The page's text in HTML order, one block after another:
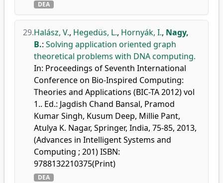
DEA
29.Halász, V., Hegedüs, L., Hornyák, I., Nagy,
B.: Solving application oriented graph
theoretical problems with DNA computing.
In: Proceedings of Seventh International
Conference on Bio-Inspired Computing:
Theories and Applications (BIC-TA 2012) vol
1.. Ed.: Jagdish Chand Bansal, Pramod
Kumar Singh, Kusum Deep, Millie Pant,
Atulya K. Nagar, Springer, India, 75-85, 2013,
(Advances in Intelligent Systems and
Computing ; 201) ISBN:
9788132210375(Print)
DEA